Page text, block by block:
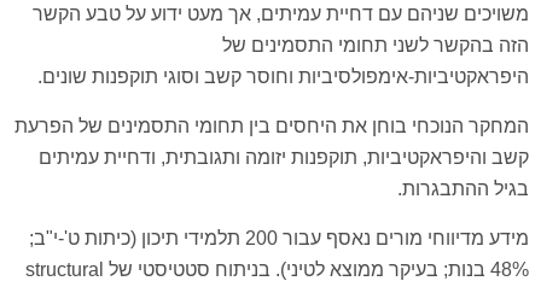
משויכים שניהם עם דחיית עמיתים, אך מעט ידוע על טבע הקשר
הזה בהקשר לשני תחומי התסמינים של
היפראקטיביות-אימפולסיביות וחוסר קשב וסוגי תוקפנות שונים.
המחקר הנוכחי בוחן את היחסים בין תחומי התסמינים של הפרעת
קשב והיפראקטיביות, תוקפנות יזומה ותגובתית, ודחיית עמיתים
בגיל ההתבגרות.
מידע מדיווחי מורים נאסף עבור 200 תלמידי תיכון (כיתות ט'-י"ב;
48% בנות; בעיקר ממוצא לטיני). בניתוח סטטיסטי של structural